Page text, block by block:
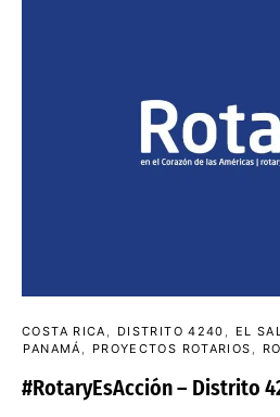
COSTA RICA DISTRITO 4240 EL
PANAMÁ
PROYECTOS ROTARIOS
#RotaryEsAcción – Distrito